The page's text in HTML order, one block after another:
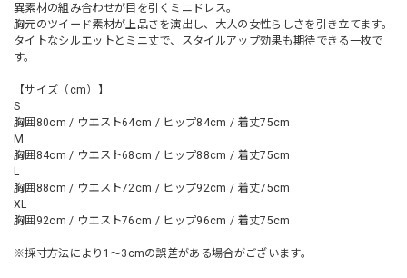
異素材の組み合わせが目を引くミニドレス。
胸元のツイード素材が上品さを演出し、大人の女性らしさを引き立てます。
タイトなシルエットとミニ丈で、スタイルアップ効果も期待できる一枚で
す。
【サイズ（cm）】
S
胸囲80cm / ウエスト64cm / ヒップ84cm / 着丈75cm
M
胸囲84cm / ウエスト68cm / ヒップ88cm / 着丈75cm
L
胸囲88cm / ウエスト72cm / ヒップ92cm / 着丈75cm
XL
胸囲92cm / ウエスト76cm / ヒップ96cm / 着丈75cm
※採寸方法により1～3cmの誤差がある場合がございます。